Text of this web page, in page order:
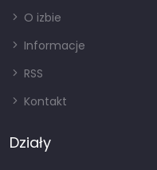
O izbie
Informacje
RSS
Kontakt
Działy